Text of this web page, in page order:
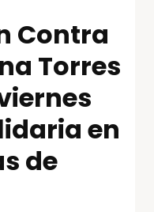
Contra
Torres
en
de